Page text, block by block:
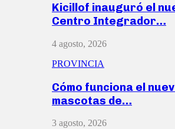
Kicillof inauguró el
Centro Integrador…
4 agosto, 2026
PROVINCIA
Cómo funciona el
mascotas de…
3 agosto, 2026